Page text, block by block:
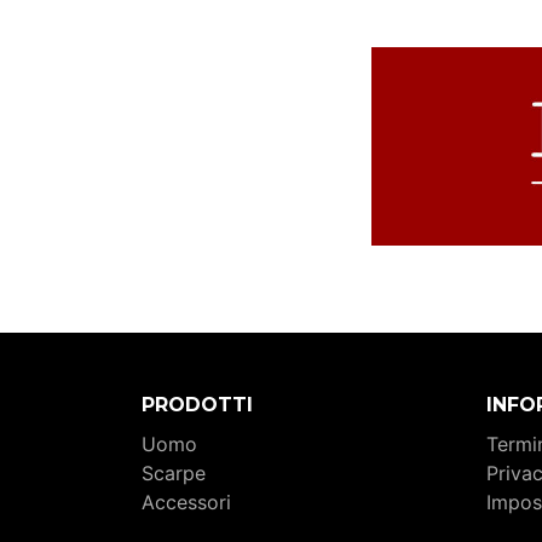
PRODOTTI
Uomo
Scarpe
Accessori